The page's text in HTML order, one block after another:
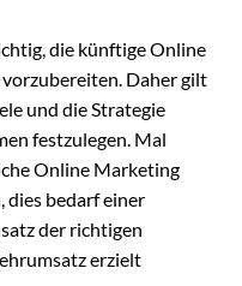
die künftige Online
Daher gilt
und die Strategie
festzulegen. Mal
Online Marketing
dies bedarf einer
der richtigen
erzielt